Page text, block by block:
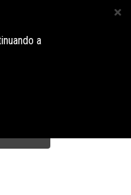
dms.marinopavone.it/
a